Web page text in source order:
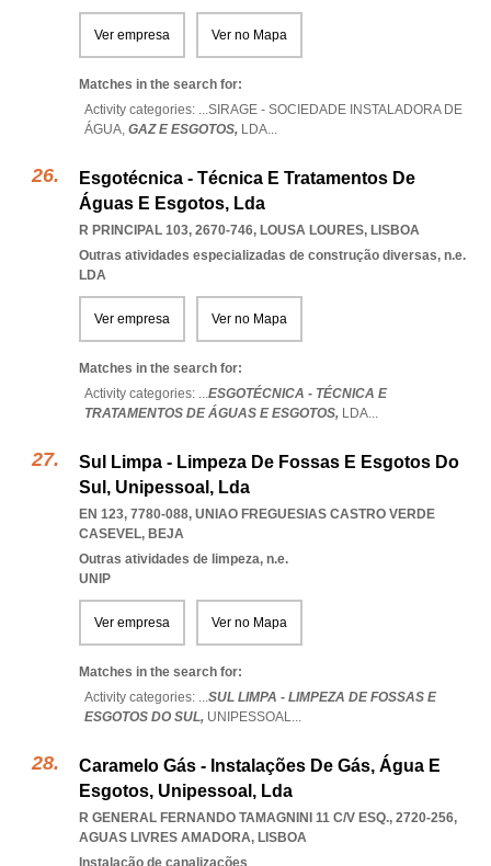
Ver empresa Ver no Mapa
Matches in the search for:
Activity categories: ...SIRAGE - SOCIEDADE INSTALADORA DE
ÁGUA, GAZ E ESGOTOS, LDA...
Esgotécnica - Técnica E Tratamentos De
Águas E Esgotos, Lda
R PRINCIPAL 103, 2670-746, LOUSA LOURES, LISBOA
Outras atividades especializadas de construção diversas, n.e.
LDA
Ver empresa Ver no Mapa
Matches in the search for:
Activity categories: ...ESGOTÉCNICA - TÉCNICA E
TRATAMENTOS DE ÁGUAS E ESGOTOS, LDA...
Sul Limpa - Limpeza De Fossas E Esgotos Do
Sul, Unipessoal, Lda
EN 123, 7780-088, UNIAO FREGUESIAS CASTRO VERDE
CASEVEL, BEJA
Outras atividades de limpeza, n.e.
UNIP
Ver empresa Ver no Mapa
Matches in the search for:
Activity categories: ...SUL LIMPA - LIMPEZA DE FOSSAS E
ESGOTOS DO SUL, UNIPESSOAL...
Caramelo Gás - Instalações De Gás, Água E
Esgotos, Unipessoal, Lda
R GENERAL FERNANDO TAMAGNINI 11 C/V ESQ., 2720-256,
AGUAS LIVRES AMADORA, LISBOA
Instalação de canalizações